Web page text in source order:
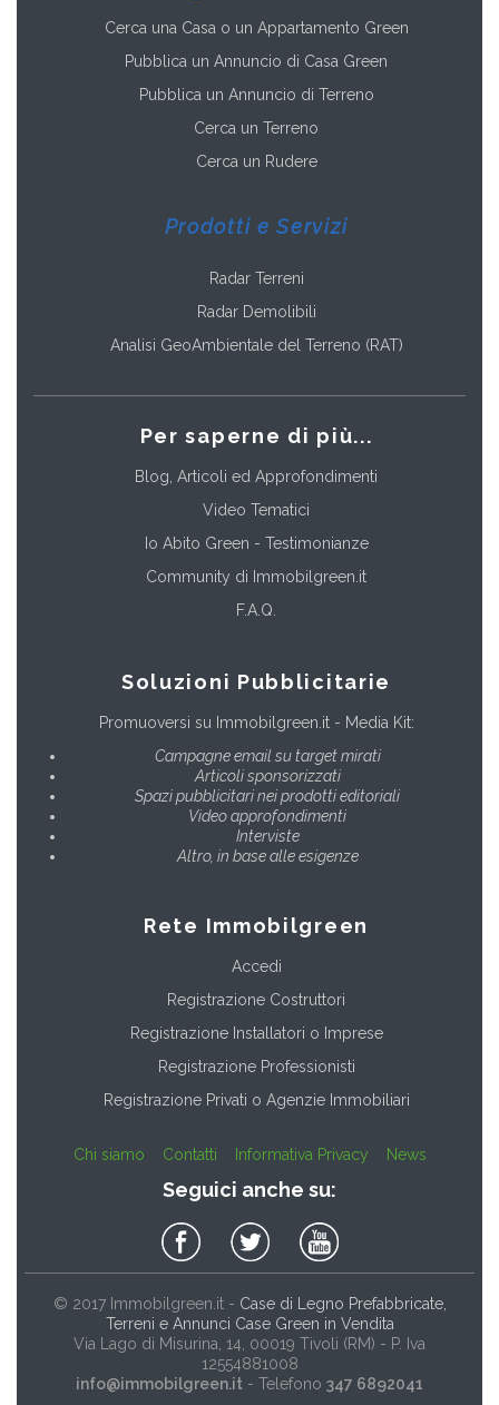
Cerca una Casa o un Appartamento Green
Pubblica un Annuncio di Casa Green
Pubblica un Annuncio di Terreno
Cerca un Terreno
Cerca un Rudere
Prodotti e Servizi
Radar Terreni
Radar Demolibili
Analisi GeoAmbientale del Terreno (RAT)
Per saperne di più...
Blog, Articoli ed Approfondimenti
Video Tematici
Io Abito Green - Testimonianze
Community di Immobilgreen.it
F.A.Q.
Soluzioni Pubblicitarie
Promuoversi su Immobilgreen.it - Media Kit:
Campagne email su target mirati
Articoli sponsorizzati
Spazi pubblicitari nei prodotti editoriali
Video approfondimenti
Interviste
Altro, in base alle esigenze
Rete Immobilgreen
Accedi
Registrazione Costruttori
Registrazione Installatori o Imprese
Registrazione Professionisti
Registrazione Privati o Agenzie Immobiliari
Chi siamo Contatti Informativa Privacy News
Seguici anche su:
© 2017 Immobilgreen.it- Case di Legno Prefabbricate,
Terreni e Annunci Case Green in Vendita
Via Lago di Misurina, 14 , 00019 Tivoli (RM) - P. Iva
12554881008
info@immobilgreen.it - Telefono 347 6892041